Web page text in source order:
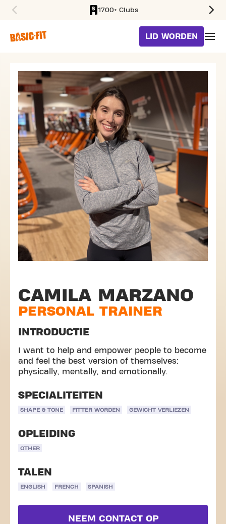
1700+ Clubs
LID WORDEN
CAMILA MARZANO
PERSONAL TRAINER
INTRODUCTIE
I want to help and empower people to become
and feel the best version of themselves:
physically, mentally, and emotionally.
SPECIALITEITEN
SHAPE & TONE FITTER WORDEN GEWICHT VERLIEZEN
OPLEIDING
OTHER
TALEN
ENGLISH FRENCH SPANISH
NEEM CONTACT OP